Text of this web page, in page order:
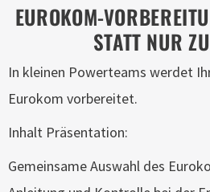
EUROKOM-
STATT NUR
In kleinen Powerteams werdet
Eurokom vorbereitet.
Inhalt Präsentation:
Gemeinsame Auswahl des